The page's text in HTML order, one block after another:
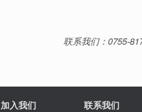
联系我们：0755-
加入我们 联系我们